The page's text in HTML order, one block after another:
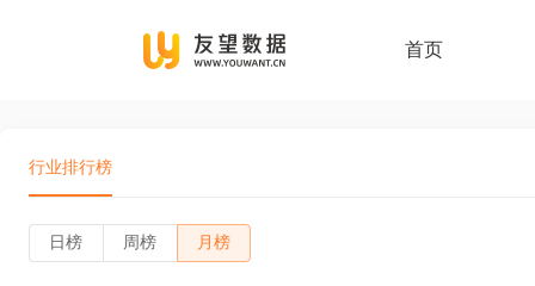
首页
行业排行榜
日榜 周榜 月榜